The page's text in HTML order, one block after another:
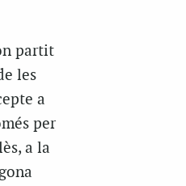
partit
les
a
per
a la